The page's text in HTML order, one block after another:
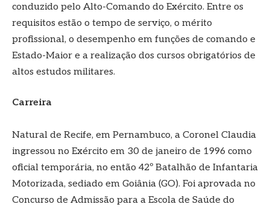
conduzido pelo Alto-Comando do Exército. Entre os
requisitos estão o tempo de serviço, o mérito
profissional, o desempenho em funções de comando e
Estado-Maior e a realização dos cursos obrigatórios de
altos estudos militares.
Carreira
Natural de Recife, em Pernambuco, a Coronel Claudia
ingressou no Exército em 30 de janeiro de 1996 como
oficial temporária, no então 42º Batalhão de Infantaria
Motorizada, sediado em Goiânia (GO). Foi aprovada no
Concurso de Admissão para a Escola de Saúde do